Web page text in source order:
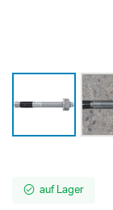
auf Lager